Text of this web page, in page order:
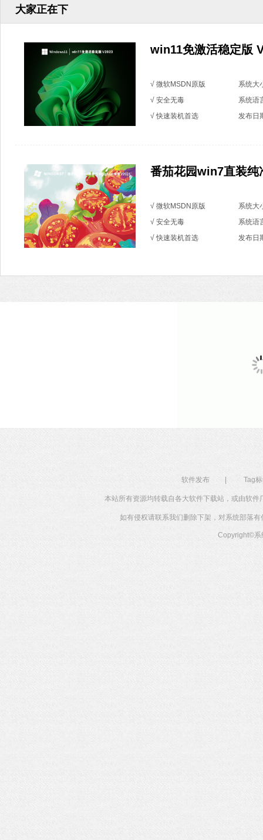
大家正在下
win11免激活稳定版
√ 微软MSDN原版
系统大
√ 安全无毒
系统语
√ 快速装机首选
发布日
番茄花园win7直装
√ 微软MSDN原版
系统大
√ 安全无毒
系统语
√ 快速装机首选
发布日
软件发布 Tag
本站所有资源均转载自各大软件下载站，或由软
如有侵权请联系我们删除下架，对系统部落
Copyright©系